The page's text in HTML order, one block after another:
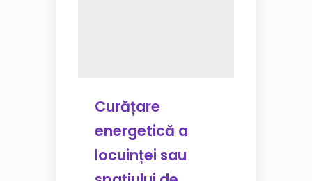
Curățare
energetică a
locuinței sau